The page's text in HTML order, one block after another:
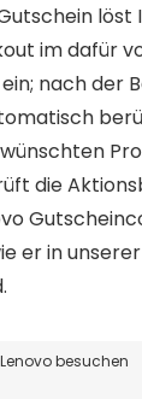
im dafür
nach der
die
er in
besuchen